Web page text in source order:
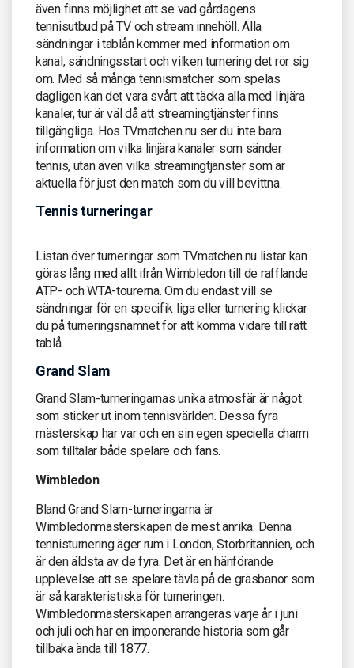
även finns möjlighet att se vad gårdagens
tennisutbud på TV och stream innehöll. Alla
sändningar i tablån kommer med information om
kanal, sändningsstart och vilken turnering det rör sig
om. Med så många tennismatcher som spelas
dagligen kan det vara svårt att täcka alla med linjära
kanaler, tur är väl då att streamingtjänster finns
tillgängliga. Hos TVmatchen.nu ser du inte bara
information om vilka linjära kanaler som sänder
tennis, utan även vilka streamingtjänster som är
aktuella för just den match som du vill bevittna.
Tennis turneringar
Listan över turneringar som TVmatchen.nu listar kan
göras lång med allt ifrån Wimbledon till de rafflande
ATP- och WTA-tourerna. Om du endast vill se
sändningar för en specifik liga eller turnering klickar
du på turneringsnamnet för att komma vidare till rätt
tablå.
Grand Slam
Grand Slam-turneringarnas unika atmosfär är något
som sticker ut inom tennisvärlden. Dessa fyra
mästerskap har var och en sin egen speciella charm
som tilltalar både spelare och fans.
Wimbledon
Bland Grand Slam-turneringarna är
Wimbledonmästerskapen de mest anrika. Denna
tennisturnering äger rum i London, Storbritannien, och
är den äldsta av de fyra. Det är en hänförande
upplevelse att se spelare tävla på de gräsbanor som
är så karakteristiska för turneringen.
Wimbledonmästerskapen arrangeras varje år i juni
och juli och har en imponerande historia som går
tillbaka ända till 1877.